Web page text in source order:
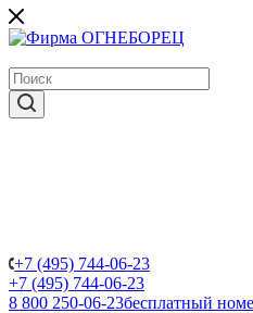
+7 (495) 744-06-23
+7 (495) 744-06-23
8 800 250-06-23бесплатный